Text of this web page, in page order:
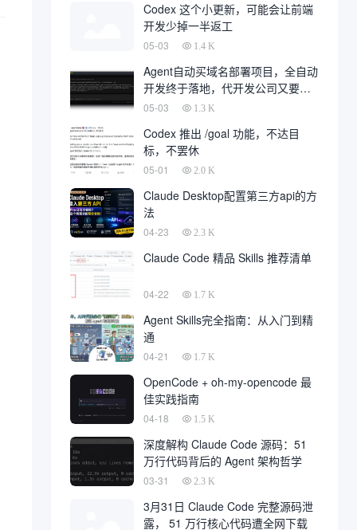
Codex 这个小更新，可能会让前端
开发少掉一半返工
05-03 1.4 K
Agent自动买域名部署项目，全自动
开发终于落地，代开发公司又要倒
一大片
05-03 1.3 K
Codex 推出 /goal 功能，不达目
标，不罢休
05-01 2.0 K
Claude Desktop配置第三方api的方
法
04-23 2.3 K
Claude Code 精品 Skills 推荐清单
04-22 1.7 K
Agent Skills完全指南：从入门到精
通
04-21 1.7 K
OpenCode + oh-my-opencode 最
佳实践指南
04-18 1.5 K
深度解构 Claude Code 源码：51
万行代码背后的 Agent 架构哲学
03-31 2.3 K
3月31日 Claude Code 完整源码泄
露， 51 万行核心代码遭全网下载